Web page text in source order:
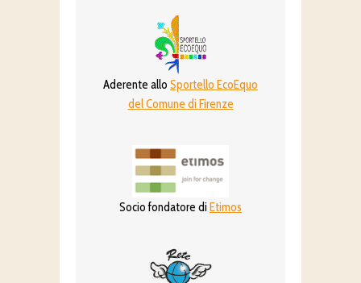
Aderente allo Sportello EcoEquo
del Comune di Firenze
Socio fondatore di Etimos